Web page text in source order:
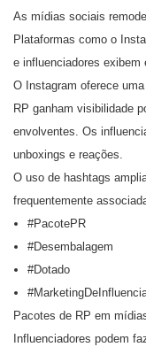
As mídias sociais
Plataformas como o
e influenciadores
O Instagram oferece
RP ganham visibilidade
envolventes. Os
unboxings e reações.
O uso de hashtags
frequentemente
#PacotePR
#Desembalagem
#Dotado
Pacotes de RP em
Influenciadores podem